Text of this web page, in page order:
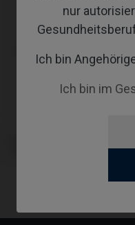
nur
Ich bin
Ich bin im